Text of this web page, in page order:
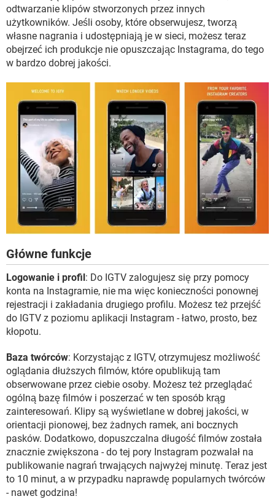
WINDOWS 10
odtwarzanie klipów stworzonych przez innych
użytkowników. Jeśli osoby, które obserwujesz, tworzą
własne nagrania i udostępniają je w sieci, możesz teraz
obejrzeć ich produkcje nie opuszczając Instagrama, do tego
w bardzo dobrej jakości.
Główne funkcje
Logowanie i profil: Do IGTV zalogujesz się przy pomocy
konta na Instagramie, nie ma więc konieczności ponownej
rejestracji i zakładania drugiego profilu. Możesz też przejść
do IGTV z poziomu aplikacji Instagram - łatwo, prosto, bez
kłopotu.
Baza twórców: Korzystając z IGTV, otrzymujesz możliwość
oglądania dłuższych filmów, które opublikują tam
obserwowane przez ciebie osoby. Możesz też przeglądać
ogólną bazę filmów i poszerzać w ten sposób krąg
zainteresowań. Klipy są wyświetlane w dobrej jakości, w
orientacji pionowej, bez żadnych ramek, ani bocznych
pasków. Dodatkowo, dopuszczalna długość filmów została
znacznie zwiększona - do tej pory Instagram pozwalał na
publikowanie nagrań trwających najwyżej minutę. Teraz jest
to 10 minut, a w przypadku naprawdę popularnych twórców
- nawet godzina!